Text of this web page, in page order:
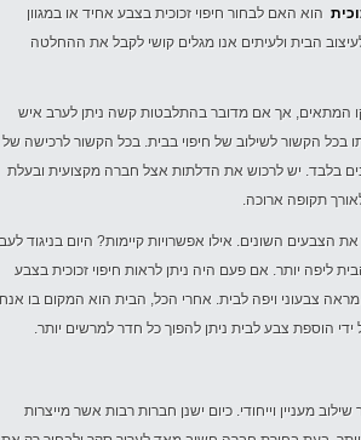
הוא האם לבחור חיפוי זכוכית בצבע אחיד או במגוון
הבית ולעיתים אנו מגלים קושי לקבל את ההחלטה
המתאים, אך אם מדובר בהתלבטות קשה ניתן לערב איש
הקשור לשילוב של חיפוי בבית. בכל הקשור לרכישה של
בלבד. יש לרכוש את הדלתות אצל חברה מקצועית ובעלת
תקופה ארוכה.
הצבעים השונים. אילו אפשרויות קיימות? היום בניגוד
ליפה יותר. אם פעם היה ניתן לראות חיפוי זכוכית בצבע
מראה צבעוני ויפה לבית. אחרי הכל, הבית הוא המקום בו
הוספת צבע לבית ניתן להפוך כל חדר למרשים יותר.
מעניין וייחודי. כיום ישנן חברות רבות אשר מייצרות